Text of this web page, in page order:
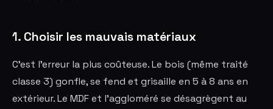
1. Choisir les mauvais matériaux
C'est l'erreur la plus coûteuse. Le bois (même traité
classe 3) gonfle, se fend et grisaille en 5 à 8 ans en
extérieur. Le MDF et l'aggloméré se désagrègent au